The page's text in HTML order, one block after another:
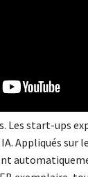
Les start-ups
Appliqués sur